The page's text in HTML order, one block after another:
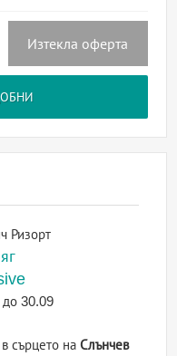
Изтекла оферта
Ризорт
до 30.09
сърцето наСлънчев